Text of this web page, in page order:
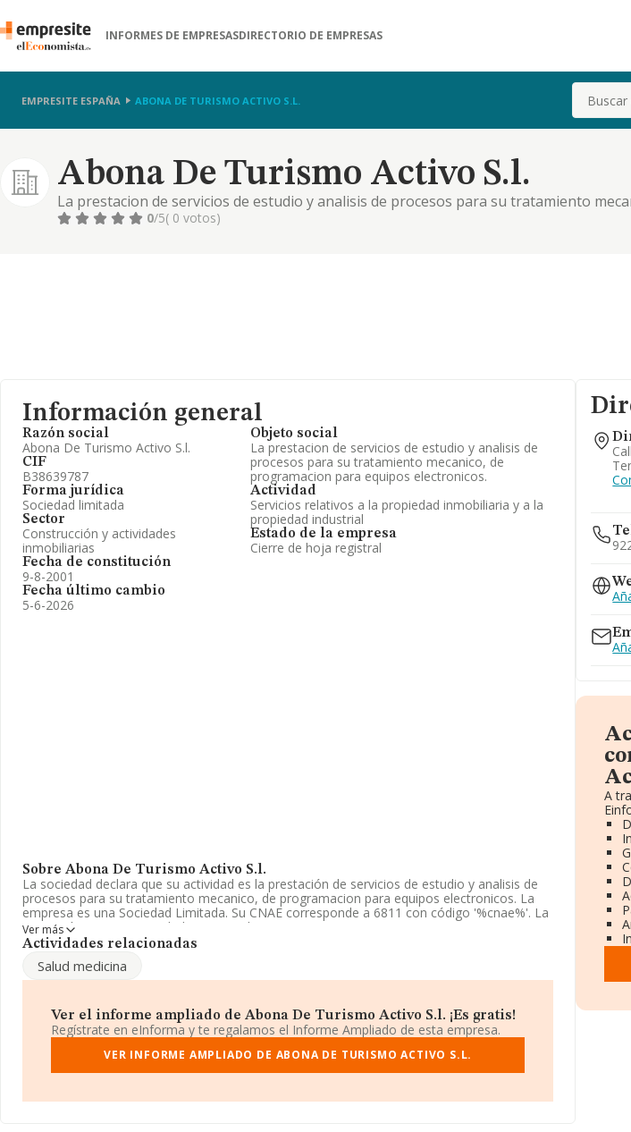
INFORMES DE EMPRESASDIRECTORIO DE EMPRESAS
EMPRESITE ESPAÑA ABONA DE TURISMO ACTIVO S.L. Buscar
Abona De Turismo Activo S.l.
La prestacion de servicios de estudio y analisis de procesos para su tratamiento
programacion para equipos electronicos.
0/5( 0 votos)
Información general
Razón social
Abona De Turismo Activo S.l.
CIF
B38639787
Forma jurídica
Sociedad limitada
Sector
Construcción y actividades
inmobiliarias
Fecha de constitución
9-8-2001
Fecha último cambio
5-6-2026
Objeto social
La prestacion de servicios de estudio y analisis de
procesos para su tratamiento mecanico, de
programacion para equipos electronicos.
Actividad
Servicios relativos a la propiedad inmobiliaria y a la
propiedad industrial
Estado de la empresa
Cierre de hoja registral
Sobre Abona De Turismo Activo S.l.
La sociedad declara que su actividad es la prestación de servicios de estudio y analisis de
procesos para su tratamiento mecanico, de programacion para equipos electronicos. La
empresa es una Sociedad Limitada. Su CNAE corresponde a 6811 con código '%cnae%'. La
compañía no tiene actividad en mercados exteriores.
La compañíaAbona de Turismo Activo S.L, con número de identificación fiscal
Santa Cruz De Tenerife, Islas Canarias.
En relación con el sector y disponiendo de los datos de hasta 67.991 empresas, en el
ámbito nacional la facturación alcanza la cifra de 7.139 millones de euros y la media de
facturación de ventas entre todas las compañías alcanza los 105 mil euros. En relación con
constan 1081 empresas, cuyas ventas han obtenido los 45 millones de euros. Por último,
Ver más
Actividades relacionadas
Salud medicina
Ver el informe ampliado de Abona De Turismo Activo S.l. ¡Es gratis!
Regístrate en eInforma y te regalamos el Informe Ampliado de esta empresa.
VER INFORME AMPLIADO DE ABONA DE TURISMO ACTIVO S.L.
A